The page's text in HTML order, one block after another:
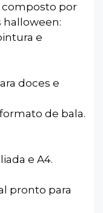
composto por
halloween:
e
doces e
de bala.
e A4.
pronto para